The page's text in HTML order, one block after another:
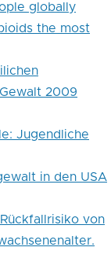
globally
the most
2009
Jugendliche
in den USA
von